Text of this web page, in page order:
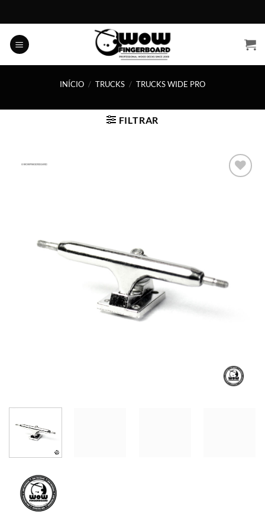
to
content
INÍCIO / TRUCKS / TRUCKS WIDE PRO
FILTRAR